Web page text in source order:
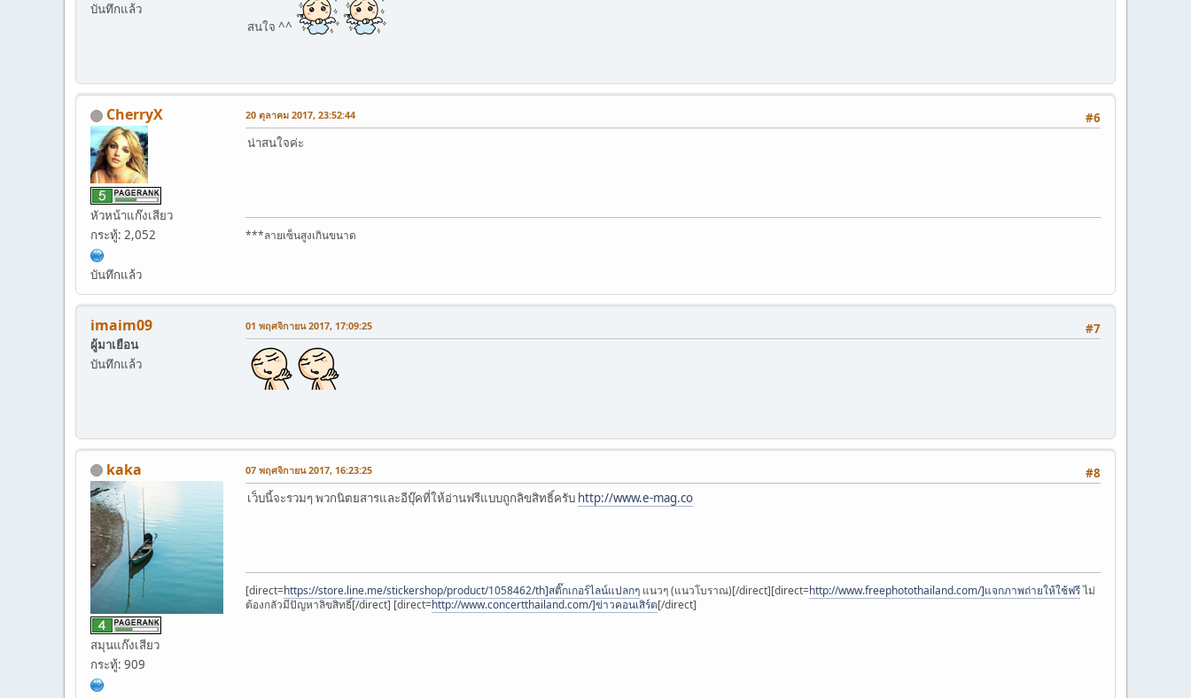
บันทึกแล้ว
สนใจ ^^
CherryX
หัวหน้าแก๊งเสียว
กระทู้: 2,052
บันทึกแล้ว
#6
20 ตุลาคม 2017, 23:52:44
น่าสนใจค่ะ
***ลายเซ็นสูงเกินขนาด
imaim09
ผู้มาเยือน
บันทึกแล้ว
#7
01 พฤศจิกายน 2017, 17:09:25
kaka
สมุนแก๊งเสียว
กระทู้: 909
#8
07 พฤศจิกายน 2017, 16:23:25
เว็บนี้จะรวมๆ พวกนิตยสารและอีบุ๊คที่ให้อ่านฟรีแบบถูกลิขสิทธิ์ครับ http://www.e-mag.co
[direct=https://store.line.me/stickershop/product/1058462/th]สติ๊กเกอร์ไลน์แปลกๆ แนวๆ (แนวโบราณ)[/direct][direct=http://www.freephotothailand.com/]แจกภาพถ่ายให้ใช้ฟรีไม่
ต้องกลัวมีปัญหาลิขสิทธิ์[/direct] [direct=http://www.concertthailand.com/]ข่าวคอนเสิร์ต[/direct]